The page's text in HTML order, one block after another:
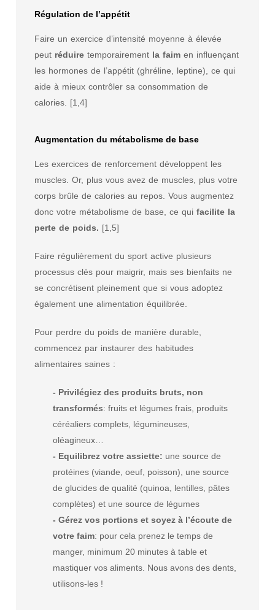
Régulation de l’appétit
Faire un exercice d’intensité moyenne à élevée
peut réduire temporairement la faim en influençant
les hormones de l’appétit (ghréline, leptine), ce qui
aide à mieux contrôler sa consommation de
calories. [1,4]
Augmentation du métabolisme de base
Les exercices de renforcement développent les
muscles. Or, plus vous avez de muscles, plus votre
corps brûle de calories au repos. Vous augmentez
donc votre métabolisme de base, ce qui facilite la
perte de poids. [1,5]
Faire régulièrement du sport active plusieurs
processus clés pour maigrir, mais ses bienfaits ne
se concrétisent pleinement que si vous adoptez
également une alimentation équilibrée.
Pour perdre du poids de manière durable,
commencez par instaurer des habitudes
alimentaires saines :
- Privilégiez des produits bruts, non
transformés: fruits et légumes frais, produits
céréaliers complets, légumineuses,
oléagineux…
- Equilibrez votre assiette: une source de
protéines (viande, oeuf, poisson), une source
de glucides de qualité (quinoa, lentilles, pâtes
complètes) et une source de légumes
- Gérez vos portions et soyez à l’écoute de
votre faim: pour cela prenez le temps de
manger, minimum 20 minutes à table et
mastiquer vos aliments. Nous avons des dents,
utilisons-les !